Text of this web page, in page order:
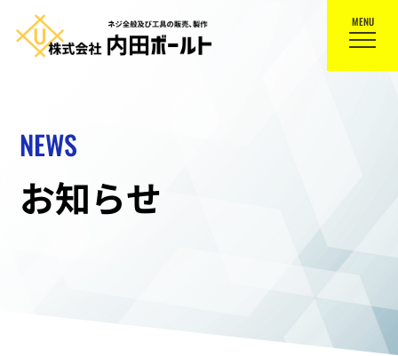
MENU
NEWS
お知らせ